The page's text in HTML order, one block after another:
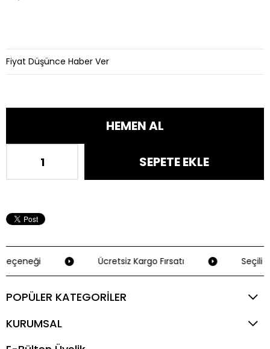
Fiyat Düşünce Haber Ver
Ücretsiz Kargo Fırsatı Seçili
POPÜLER KATEGORİLER
KURUMSAL